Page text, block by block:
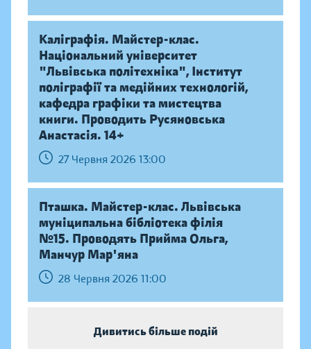
Каліграфія. Майстер-клас.
Національний університет
"Львівська політехніка", Інститут
поліграфії та медійних технологій,
кафедра графіки та мистецтва
книги. Проводить Русяновська
Анастасія. 14+
27 Червня 2026 13:00
Пташка. Майстер-клас. Львівська
муніципальна бібліотека філія
№15. Проводять Прийма Ольга,
Манчур Мар'яна
28 Червня 2026 11:00
Дивитись більше подій